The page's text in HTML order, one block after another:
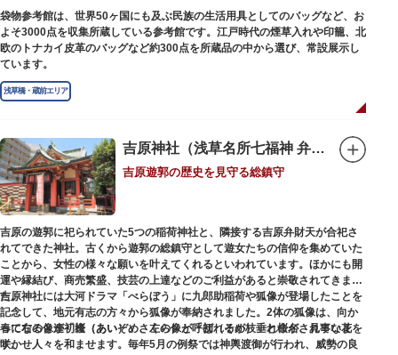
ィア団体により大切に維持・保存されています。
袋物参考館は、世界50ヶ国にも及ぶ民族の生活用具としてのバッグなど、お
よそ3000点を収集所蔵している参考館です。江戸時代の煙草入れや印籠、北
欧のトナカイ皮革のバッグなど約300点を所蔵品の中から選び、常設展示し
ています。
浅草橋・蔵前エリア
吉原神社（浅草名所七福神 弁財天）
吉原遊郭の歴史を見守る総鎮守
吉原の遊郭に祀られていた5つの稲荷神社と、隣接する吉原弁財天が合祀さ
れてできた神社。古くから遊郭の総鎮守として遊女たちの信仰を集めていた
ことから、女性の様々な願いを叶えてくれるといわれています。ほかにも開
運や縁結び、商売繁盛、技芸の上達などのご利益があると崇敬されてきまし
た。
春になると逢初桜（あいぞめさくら）と呼ばれるが枝垂れ桜が、見事な花を
咲かせ人々を和ませます。毎年5月の例祭では神輿渡御が行われ、威勢の良
吉原神社には大河ドラマ「べらぼう」に九郎助稲荷や狐像が登場したことを
記念して、地元有志の方々から狐像が奉納されました。2体の狐像は、向か
って右の像が「逢（あい）」、左の像が「初（そめ）」と命名されていま
す。